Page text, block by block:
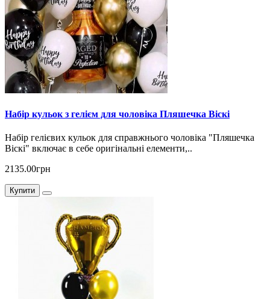
Набір кульок з гелієм для чоловіка Пляшечка Віскі
Набір гелієвих кульок для справжнього чоловіка "Пляшечка
Віскі" включає в себе оригінальні елементи,..
2135.00грн
Купити